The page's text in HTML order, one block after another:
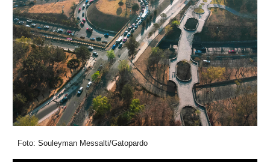
Foto: Souleyman Messalti/Gatopardo